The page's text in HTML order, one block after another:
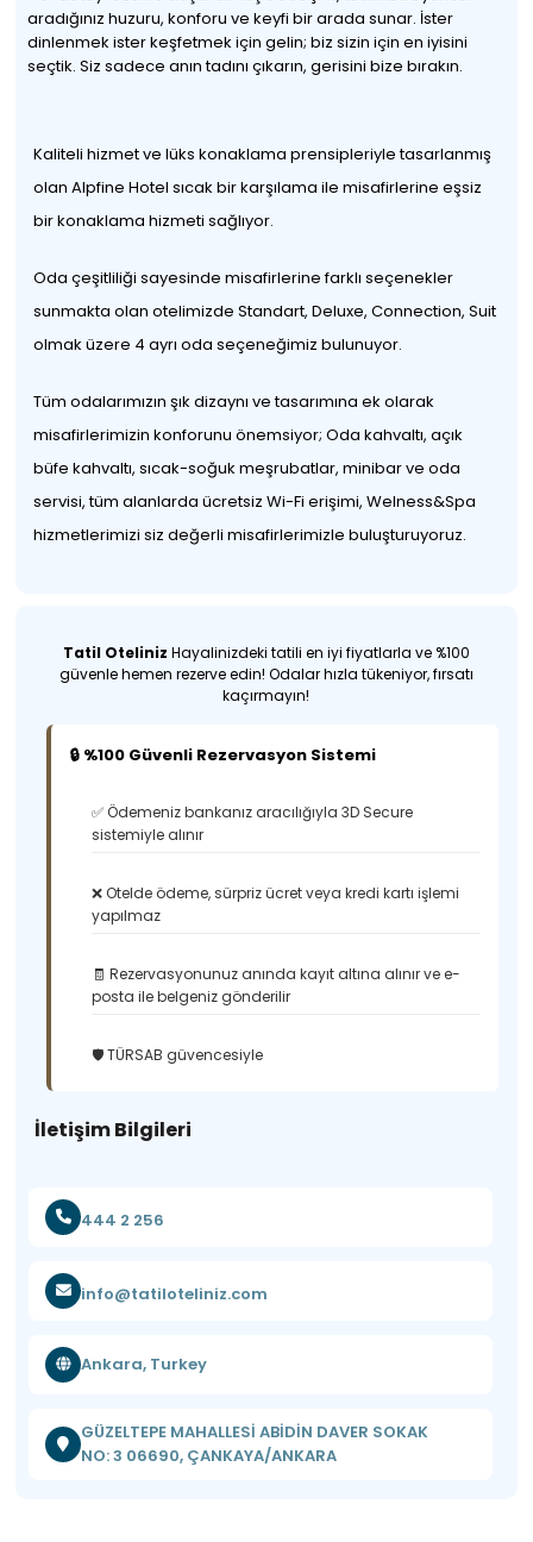
aradığınız huzuru, konforu ve keyfi bir arada sunar. İster
dinlenmek ister keşfetmek için gelin; biz sizin için en iyisini
seçtik. Siz sadece anın tadını çıkarın, gerisini bize bırakın.
Kaliteli hizmet ve lüks konaklama prensipleriyle tasarlanmış
olan Alpfine Hotel sıcak bir karşılama ile misafirlerine eşsiz
bir konaklama hizmeti sağlıyor.
Oda çeşitliliği sayesinde misafirlerine farklı seçenekler
sunmakta olan otelimizde Standart, Deluxe, Connection, Suit
olmak üzere 4 ayrı oda seçeneğimiz bulunuyor.
Tüm odalarımızın şık dizaynı ve tasarımına ek olarak
misafirlerimizin konforunu önemsiyor; Oda kahvaltı, açık
büfe kahvaltı, sıcak-soğuk meşrubatlar, minibar ve oda
servisi, tüm alanlarda ücretsiz Wi-Fi erişimi, Welness&Spa
hizmetlerimizi siz değerli misafirlerimizle buluşturuyoruz.
Tatil Oteliniz Hayalinizdeki tatili en iyi fiyatlarla ve %100
güvenle hemen rezerve edin! Odalar hızla tükeniyor, fırsatı
kaçırmayın!
🔒 %100 Güvenli Rezervasyon Sistemi
✅ Ödemeniz bankanız aracılığıyla 3D Secure
sistemiyle alınır
❌ Otelde ödeme, sürpriz ücret veya kredi kartı işlemi
yapılmaz
🧾 Rezervasyonunuz anında kayıt altına alınır ve e-
posta ile belgeniz gönderilir
🛡️ TÜRSAB güvencesiyle
İletişim Bilgileri
444 2 256
info@tatiloteliniz.com
Ankara, Turkey
GÜZELTEPE MAHALLESİ ABİDİN DAVER SOKAK
NO: 3 06690, ÇANKAYA/ANKARA